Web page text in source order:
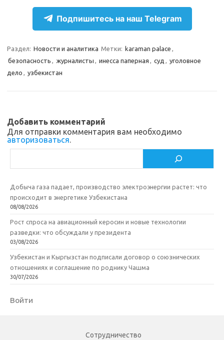
s
k
i
bр
т
ь
Подпишитесь на наш Telegram
Раздел: Новости и аналитика Метки: karaman palace ,
безопасность , журналисты , инесса паперная , суд , уголовное
дело , узбекистан
Добавить комментарий
Для отправки комментария вам необходимо
авторизоваться.
Добыча газа падает, производство электроэнергии растет: что
происходит в энергетике Узбекистана
08/08/2026
Рост спроса на авиационный керосин и новые технологии
разведки: что обсуждали у президента
03/08/2026
Узбекистан и Кыргызстан подписали договор о союзнических
отношениях и соглашение по роднику Чашма
30/07/2026
Войти
Сотрудничество